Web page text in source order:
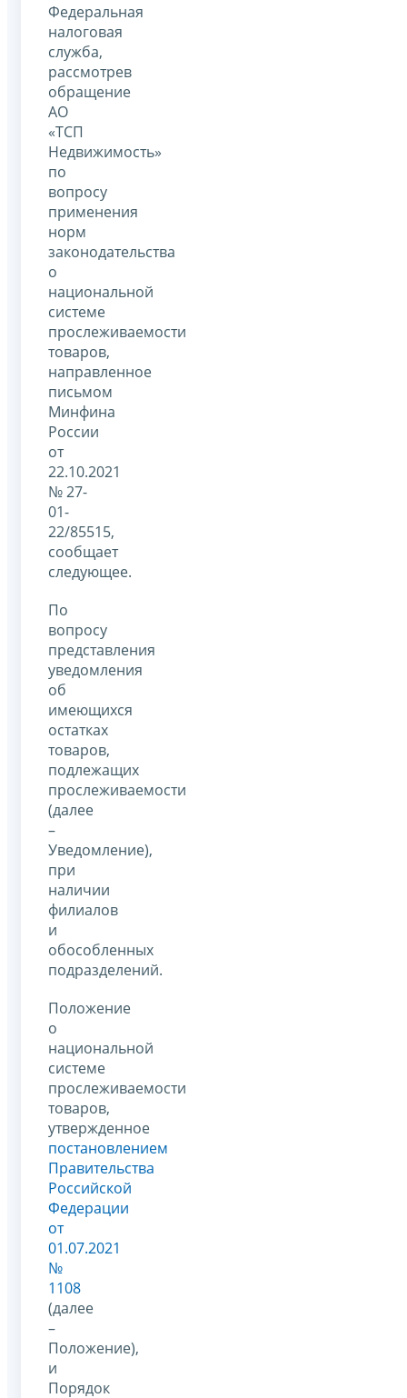
Федеральная
налоговая
служба,
рассмотрев
обращение
АО
«ТСП
Недвижимость»
по
вопросу
применения
норм
законодательства
о
национальной
системе
прослеживаемости
товаров,
направленное
письмом
Минфина
России
от
22.10.2021
№ 27-
01-
22/85515,
сообщает
следующее.
По
вопросу
представления
уведомления
об
имеющихся
остатках
товаров,
подлежащих
прослеживаемости
(далее
–
Уведомление),
при
наличии
филиалов
и
обособленных
подразделений.
Положение
о
национальной
системе
прослеживаемости
товаров,
утвержденное
постановлением
Правительства
Российской
Федерации
от
01.07.2021
№
1108
(далее
–
Положение),
и
Порядок